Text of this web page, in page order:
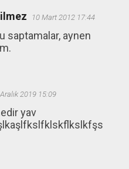
10 Mart 2012 17:44
saptamalar, aynen
2019 15:09
yav